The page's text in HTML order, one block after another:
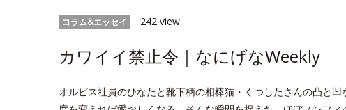
コラム&エッセイ 242 view
カワイイ禁止令｜なにげなWeekly
オルビス社員のひなたと靴下柄の相棒猫・くつしたさんの凸と